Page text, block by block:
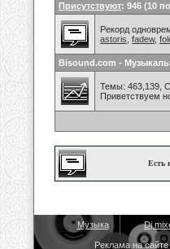
Присутствуют: 946 (10
Рекорд
astoris fadew,
Bisound.com -
Темы: 463,139,
Приветствуем
Есть
Музыка Dj
Реклама на сайте